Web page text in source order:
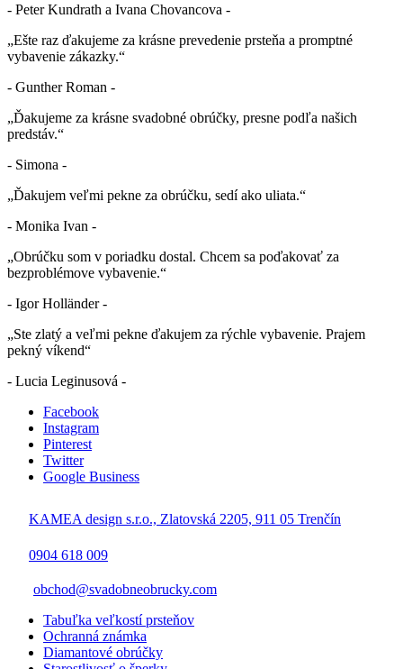
- Peter Kundrath a Ivana Chovancova -
„Ešte raz ďakujeme za krásne prevedenie prsteňa a promptné
vybavenie zákazky.“
- Gunther Roman -
„Ďakujeme za krásne svadobné obrúčky, presne podľa našich
predstáv.“
- Simona -
„Ďakujem veľmi pekne za obrúčku, sedí ako uliata.“
- Monika Ivan -
„Obrúčku som v poriadku dostal. Chcem sa poďakovať za
bezproblémove vybavenie.“
- Igor Holländer -
„Ste zlatý a veľmi pekne ďakujem za rýchle vybavenie. Prajem
pekný víkend“
- Lucia Leginusová -
Facebook
Instagram
Pinterest
Twitter
Google Business
KAMEA design s.r.o., Zlatovská 2205, 911 05 Trenčín
0904 618 009
obchod@svadobneobrucky.com
Tabuľka veľkostí prsteňov
Ochranná známka
Diamantové obrúčky